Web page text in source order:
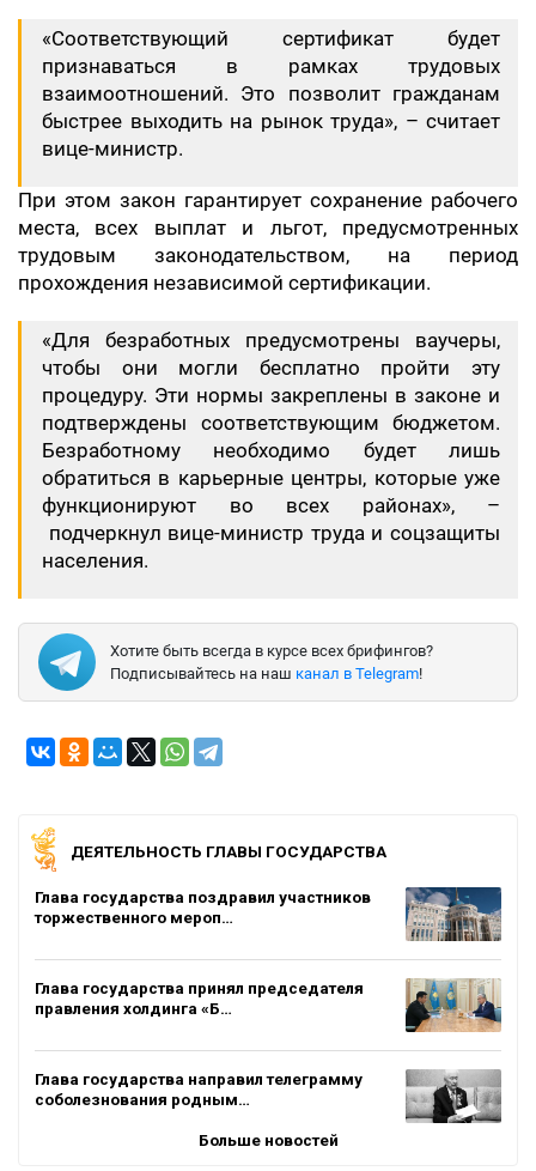
«Соответствующий сертификат будет
признаваться в рамках трудовых
взаимоотношений. Это позволит гражданам
быстрее выходить на рынок труда», – считает
вице-министр.
При этом закон гарантирует сохранение рабочего
места, всех выплат и льгот, предусмотренных
трудовым законодательством, на период
прохождения независимой сертификации.
«Для безработных предусмотрены ваучеры,
чтобы они могли бесплатно пройти эту
процедуру. Эти нормы закреплены в законе и
подтверждены соответствующим бюджетом.
Безработному необходимо будет лишь
обратиться в карьерные центры, которые уже
функционируют во всех районах», –
подчеркнул вице-министр труда и соцзащиты
населения.
Хотите быть всегда в курсе всех брифингов?
Подписывайтесь на наш канал в Telegram!
ДЕЯТЕЛЬНОСТЬ ГЛАВЫ ГОСУДАРСТВА
Глава государства поздравил участников
торжественного мероп…
Глава государства принял председателя
правления холдинга «Б…
Глава государства направил телеграмму
соболезнования родным…
Больше новостей